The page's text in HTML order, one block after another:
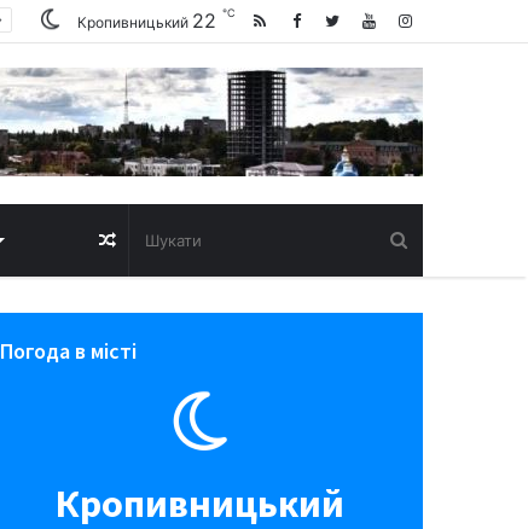
Кропивницький 22 ℃
Випадкова
стаття
Погода в місті
Кропивницький